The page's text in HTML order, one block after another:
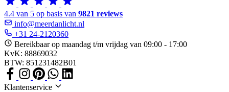
4.4 van 5 op basis van 9821 reviews
info@meerdanlicht.nl
+31 24-2120360
Bereikbaar op maandag t/m vrijdag van 09:00 - 17:00
KvK: 88869032
BTW: 851231482B01
Klantenservice